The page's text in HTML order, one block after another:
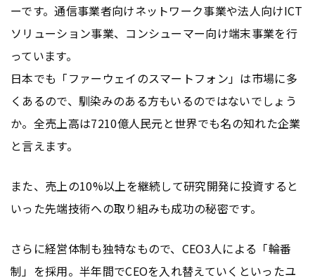
ーです。通信事業者向けネットワーク事業や法人向けICT
ソリューション事業、コンシューマー向け端末事業を行
っています。
日本でも「ファーウェイのスマートフォン」は市場に多
くあるので、馴染みのある方もいるのではないでしょう
か。全売上高は7210億人民元と世界でも名の知れた企業
と言えます。
また、売上の10%以上を継続して研究開発に投資すると
いった先端技術への取り組みも成功の秘密です。
さらに経営体制も独特なもので、CEO3人による「輪番
制」を採用。半年間でCEOを入れ替えていくといったユ